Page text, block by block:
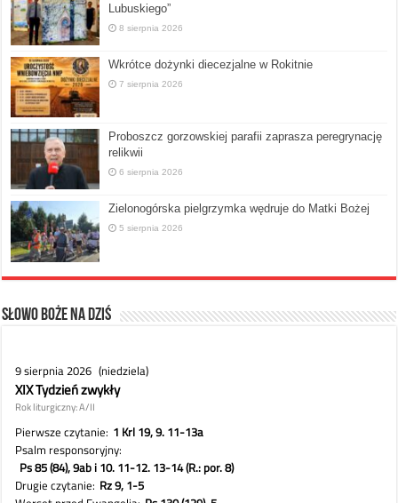
Lubuskiego”
8 sierpnia 2026
Wkrótce dożynki diecezjalne w Rokitnie
7 sierpnia 2026
Proboszcz gorzowskiej parafii zaprasza peregrynację
relikwii
6 sierpnia 2026
Zielonogórska pielgrzymka wędruje do Matki Bożej
5 sierpnia 2026
Słowo Boże na dziś